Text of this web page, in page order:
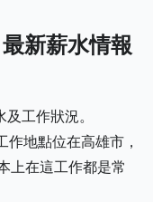
新薪水情報
工作狀況。
地點位在高雄市，
上在這工作都是常